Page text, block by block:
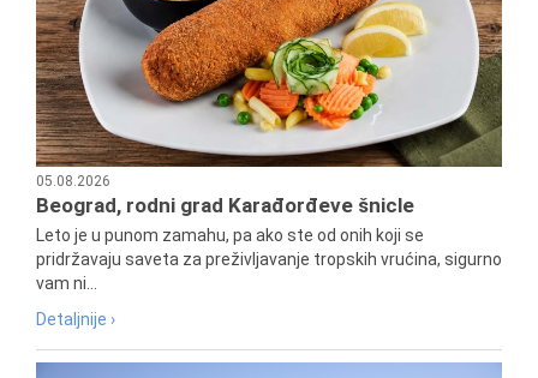
05.08.2026
Beograd, rodni grad Karađorđeve šnicle
Leto je u punom zamahu, pa ako ste od onih koji se
pridržavaju saveta za preživljavanje tropskih vrućina, sigurno
vam ni...
Detaljnije ›